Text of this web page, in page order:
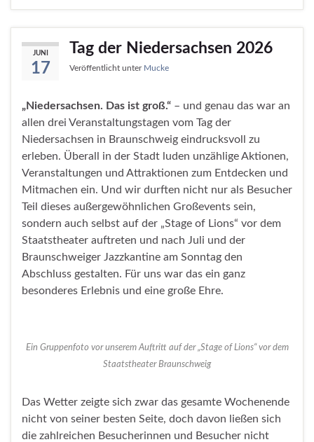
JUNI
17
Tag der Niedersachsen 2026
Veröffentlicht unter Mucke
„Niedersachsen. Das ist groß.“ – und genau das war an
allen drei Veranstaltungstagen vom Tag der
Niedersachsen in Braunschweig eindrucksvoll zu
erleben. Überall in der Stadt luden unzählige Aktionen,
Veranstaltungen und Attraktionen zum Entdecken und
Mitmachen ein. Und wir durften nicht nur als Besucher
Teil dieses außergewöhnlichen Großevents sein,
sondern auch selbst auf der „Stage of Lions“ vor dem
Staatstheater auftreten und nach Juli und der
Braunschweiger Jazzkantine am Sonntag den
Abschluss gestalten. Für uns war das ein ganz
besonderes Erlebnis und eine große Ehre.
Ein Gruppenfoto vor unserem Auftritt auf der „Stage of Lions“ vor dem
Staatstheater Braunschweig
Das Wetter zeigte sich zwar das gesamte Wochenende
nicht von seiner besten Seite, doch davon ließen sich
die zahlreichen Besucherinnen und Besucher nicht